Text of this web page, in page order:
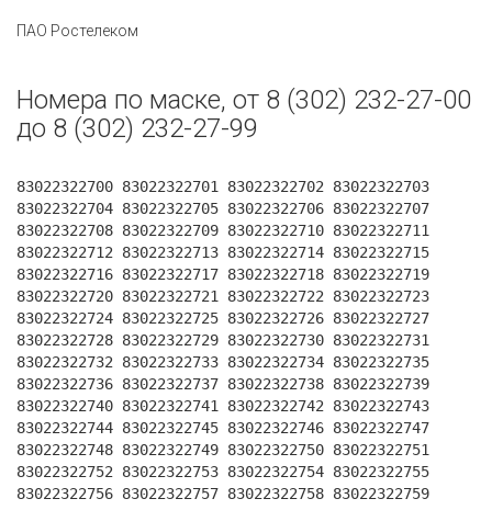
ПАО Ростелеком
Номера по маске, от 8 (302) 232-27-00
до 8 (302) 232-27-99
83022322700 83022322701 83022322702 83022322703
83022322704 83022322705 83022322706 83022322707
83022322708 83022322709 83022322710 83022322711
83022322712 83022322713 83022322714 83022322715
83022322716 83022322717 83022322718 83022322719
83022322720 83022322721 83022322722 83022322723
83022322724 83022322725 83022322726 83022322727
83022322728 83022322729 83022322730 83022322731
83022322732 83022322733 83022322734 83022322735
83022322736 83022322737 83022322738 83022322739
83022322740 83022322741 83022322742 83022322743
83022322744 83022322745 83022322746 83022322747
83022322748 83022322749 83022322750 83022322751
83022322752 83022322753 83022322754 83022322755
83022322756 83022322757 83022322758 83022322759